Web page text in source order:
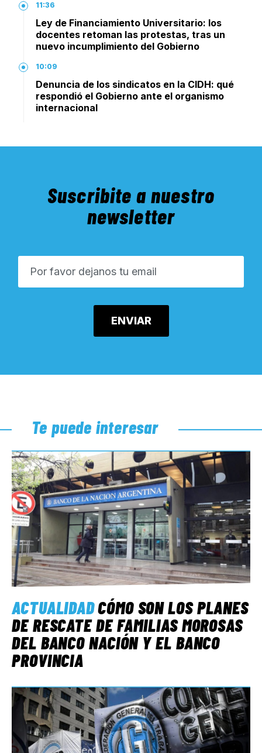
11:36
Ley de Financiamiento Universitario: los
docentes retoman las protestas, tras un
nuevo incumplimiento del Gobierno
10:09
Denuncia de los sindicatos en la CIDH: qué
respondió el Gobierno ante el organismo
internacional
Suscribite a nuestro
newsletter
Te puede interesar
ACTUALIDADCÓMO SON LOS PLANES
DE RESCATE DE FAMILIAS MOROSAS
DEL BANCO NACIÓN Y EL BANCO
PROVINCIA